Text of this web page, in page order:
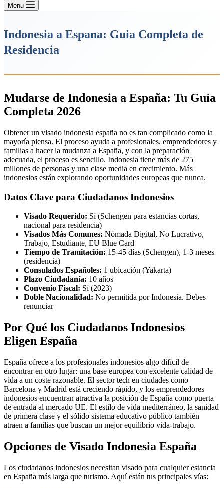
Menu
Indonesia a Espana: Guia Completa de
Residencia
Mudarse de Indonesia a España: Tu Guía
Completa 2026
Obtener un visado indonesia españa no es tan complicado como la
mayoría piensa. El proceso ayuda a profesionales, emprendedores y
familias a hacer la mudanza a España, y con la preparación
adecuada, el proceso es sencillo. Indonesia tiene más de 275
millones de personas y una clase media en crecimiento. Más
indonesios están explorando oportunidades europeas que nunca.
Datos Clave para Ciudadanos Indonesios
Visado Requerido: Sí (Schengen para estancias cortas,
nacional para residencia)
Visados Más Comunes: Nómada Digital, No Lucrativo,
Trabajo, Estudiante, EU Blue Card
Tiempo de Tramitación: 15-45 días (Schengen), 1-3 meses
(residencia)
Consulados Españoles: 1 ubicación (Yakarta)
Plazo Ciudadanía: 10 años
Convenio Fiscal: Sí (2023)
Doble Nacionalidad: No permitida por Indonesia. Debes
renunciar
Por Qué los Ciudadanos Indonesios
Eligen España
España ofrece a los profesionales indonesios algo difícil de
encontrar en otro lugar: una base europea con excelente calidad de
vida a un coste razonable. El sector tech en ciudades como
Barcelona y Madrid está creciendo rápido, y los emprendedores
indonesios encuentran atractiva la posición de España como puerta
de entrada al mercado UE. El estilo de vida mediterráneo, la sanidad
de primera clase y el sólido sistema educativo público también
atraen a familias que buscan un mejor equilibrio vida-trabajo.
Opciones de Visado Indonesia España
Los ciudadanos indonesios necesitan visado para cualquier estancia
en España más larga que turismo. Aquí están tus principales vías: